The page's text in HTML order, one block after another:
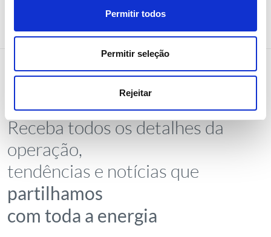
Permitir todos
Permitir seleção
Rejeitar
NEWSLETTER
Receba todos os detalhes da
operação,
tendências e notícias que
partilhamos
com toda a energia